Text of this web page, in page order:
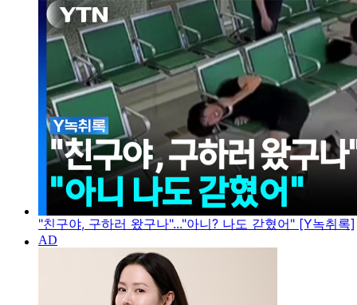
"친구야, 구하러 왔구나"..."아니? 나도 갇혔어" [Y녹취록]